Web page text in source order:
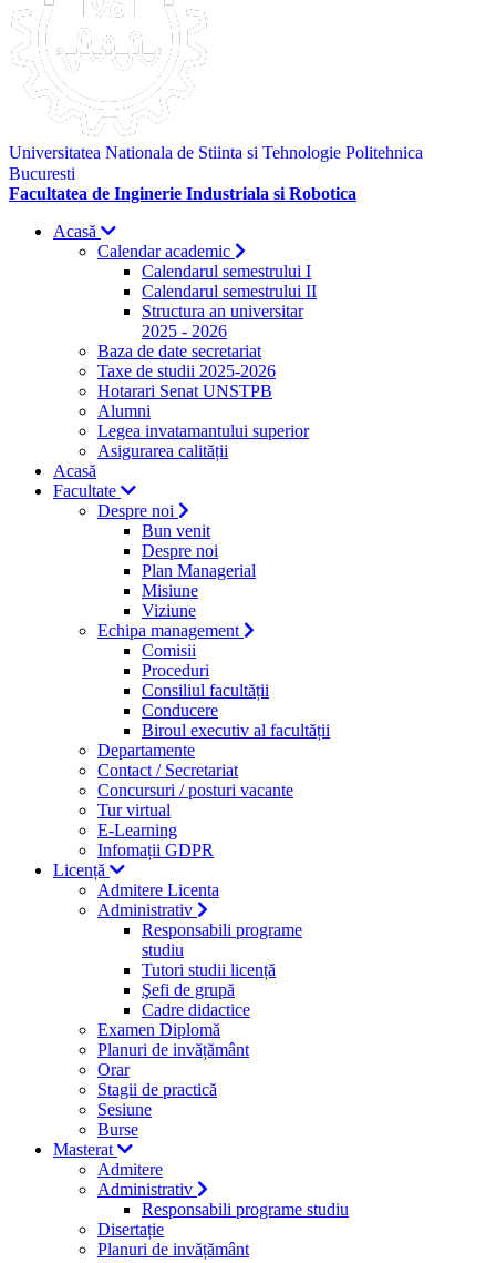
Universitatea Nationala de Stiinta si Tehnologie Politehnica
Bucuresti
Facultatea de Inginerie Industriala si Robotica
Acasă
Calendar academic
Calendarul semestrului I
Calendarul semestrului II
Structura an universitar
2025 - 2026
Baza de date secretariat
Taxe de studii 2025-2026
Hotarari Senat UNSTPB
Alumni
Legea invatamantului superior
Asigurarea calității
Acasă
Facultate
Despre noi
Bun venit
Despre noi
Plan Managerial
Misiune
Viziune
Echipa management
Comisii
Proceduri
Consiliul facultății
Conducere
Biroul executiv al facultății
Departamente
Contact / Secretariat
Concursuri / posturi vacante
Tur virtual
E-Learning
Infomații GDPR
Licență
Admitere Licenta
Administrativ
Responsabili programe
studiu
Tutori studii licență
Şefi de grupă
Cadre didactice
Examen Diplomă
Planuri de invățământ
Orar
Stagii de practică
Sesiune
Burse
Masterat
Admitere
Administrativ
Responsabili programe studiu
Disertație
Planuri de invățământ